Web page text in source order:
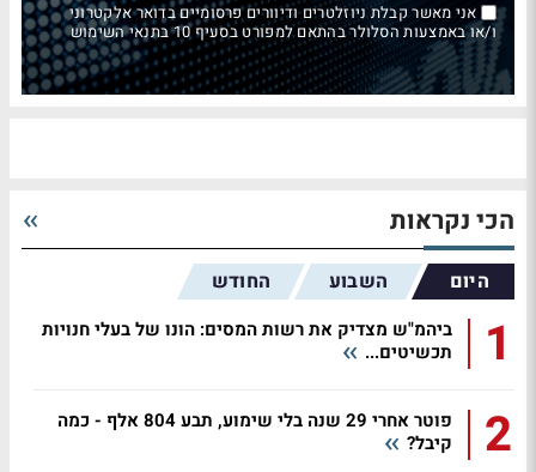
אני מאשר קבלת ניוזלטרים ודיוורים פרסומיים בדואר אלקטרוני
ו/או באמצעות הסלולר בהתאם למפורט בסעיף 10 בתנאי השימוש
הכי נקראות
היום השבוע החודש
1
ביהמ"ש מצדיק את רשות המסים: הונו של בעלי חנויות
תכשיטים...
2
פוטר אחרי 29 שנה בלי שימוע, תבע 804 אלף - כמה
קיבל?